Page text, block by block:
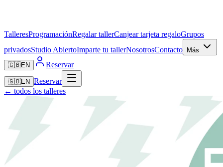
TalleresProgramaciónRegalar tallerCanjear tarjeta regaloGrupos
privadosStudio AbiertoImparte tu tallerNosotrosContacto
Más
🇬🇧EN Reservar
🇬🇧EN Reservar
← todos los talleres